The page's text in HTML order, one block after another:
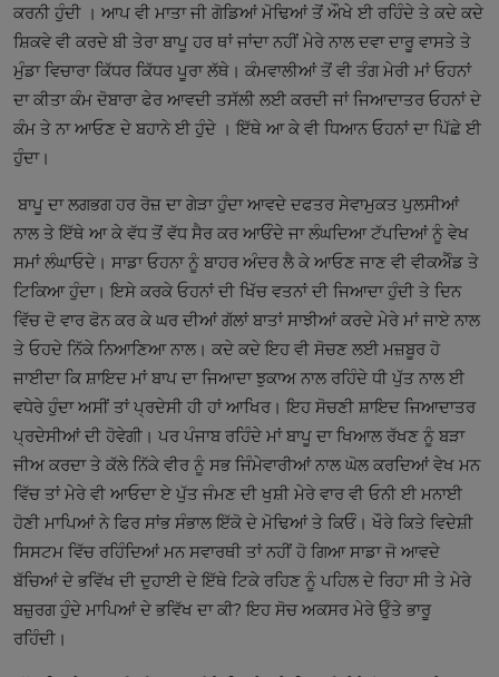
ਕਰਨੀ ਹੁੰਦੀ । ਆਪ ਵੀ ਮਾਤਾ ਜੀ ਗੋਡਿਆਂ ਮੋਢਿਆਂ ਤੋਂ ਔਖੇ ਈ ਰਹਿੰਦੇ ਤੇ ਕਦੇ ਕਦੇ
ਸ਼ਿਕਵੇ ਵੀ ਕਰਦੇ ਬੀ ਤੇਰਾ ਬਾਪੂ ਹਰ ਥਾਂ ਜਾਂਦਾ ਨਹੀਂ ਮੇਰੇ ਨਾਲ ਦਵਾ ਦਾਰੂ ਵਾਸਤੇ ਤੇ
ਮੁੰਡਾ ਵਿਚਾਰਾ ਕਿੱਧਰ ਕਿੱਧਰ ਪੂਰਾ ਲੱਥੇ। ਕੰਮਵਾਲੀਆਂ ਤੋਂ ਵੀ ਤੰਗ ਮੇਰੀ ਮਾਂ ਓਹਨਾਂ
ਦਾ ਕੀਤਾ ਕੰਮ ਦੋਬਾਰਾ ਫੇਰ ਆਵਦੀ ਤਸੱਲੀ ਲਈ ਕਰਦੀ ਜਾਂ ਜਿਆਦਾਤਰ ਓਹਨਾਂ ਦੇ
ਕੰਮ ਤੇ ਨਾ ਆਓਣ ਦੇ ਬਹਾਨੇ ਈ ਹੁੰਦੇ । ਇੱਥੇ ਆ ਕੇ ਵੀ ਧਿਆਨ ਓਹਨਾਂ ਦਾ ਪਿੱਛੇ ਈ
ਹੁੰਦਾ।
ਬਾਪੂ ਦਾ ਲਗਭਗ ਹਰ ਰੋਜ਼ ਦਾ ਗੇੜਾ ਹੁੰਦਾ ਆਵਦੇ ਦਫਤਰ ਸੇਵਾਮੁਕਤ ਪੁਲਸੀਆਂ
ਨਾਲ ਤੇ ਇੱਥੇ ਆ ਕੇ ਵੱਧ ਤੋਂ ਵੱਧ ਸੈਰ ਕਰ ਆਓੰਦੇ ਜਾ ਲੰਘਦਿਆ ਟੱਪਦਿਆਂ ਨੂੰ ਵੇਖ
ਸਮਾਂ ਲੰਘਾਓਦੇ। ਸਾਡਾ ਓਹਨਾ ਨੂੰ ਬਾਹਰ ਅੰਦਰ ਲੈ ਕੇ ਆਓਣ ਜਾਣ ਵੀ ਵੀਕਐੰਡ ਤੇ
ਟਿਕਿਆ ਹੁੰਦਾ। ਇਸੇ ਕਰਕੇ ਓਹਨਾਂ ਦੀ ਖਿੱਚ ਵਤਨਾਂ ਦੀ ਜਿਆਦਾ ਹੁੰਦੀ ਤੇ ਦਿਨ
ਵਿੱਚ ਦੋ ਵਾਰ ਫੋਨ ਕਰ ਕੇ ਘਰ ਦੀਆਂ ਗੱਲਾਂ ਬਾਤਾਂ ਸਾਝੀਆਂ ਕਰਦੇ ਮੇਰੇ ਮਾਂ ਜਾਏ ਨਾਲ
ਤੇ ਓਹਦੇ ਨਿੱਕੇ ਨਿਆਣਿਆ ਨਾਲ। ਕਦੇ ਕਦੇ ਇਹ ਵੀ ਸੋਚਣ ਲਈ ਮਜ਼ਬੂਰ ਹੋ
ਜਾਈਦਾ ਕਿ ਸ਼ਾਇਦ ਮਾਂ ਬਾਪ ਦਾ ਜਿਆਦਾ ਝੁਕਾਅ ਨਾਲ ਰਹਿੰਦੇ ਧੀ ਪੁੱਤ ਨਾਲ ਈ
ਵਧੇਰੇ ਹੁੰਦਾ ਅਸੀਂ ਤਾਂ ਪ੍ਰਦੇਸੀ ਹੀ ਹਾਂ ਆਖਿਰ। ਇਹ ਸੋਚਣੀ ਸ਼ਾਇਦ ਜਿਆਦਾਤਰ
ਪ੍ਰਦੇਸੀਆਂ ਦੀ ਹੋਵੇਗੀ। ਪਰ ਪੰਜਾਬ ਰਹਿੰਦੇ ਮਾਂ ਬਾਪੂ ਦਾ ਖਿਆਲ ਰੱਖਣ ਨੂੰ ਬੜਾ
ਜੀਅ ਕਰਦਾ ਤੇ ਕੱਲੇ ਨਿੱਕੇ ਵੀਰ ਨੂੰ ਸਭ ਜਿੰਮੇਵਾਰੀਆਂ ਨਾਲ ਘੋਲ ਕਰਦਿਆਂ ਵੇਖ ਮਨ
ਵਿੱਚ ਤਾਂ ਮੇਰੇ ਵੀ ਆਓਦਾ ਏ ਪੁੱਤ ਜੰਮਣ ਦੀ ਖੁਸ਼ੀ ਮੇਰੇ ਵਾਰ ਵੀ ਓਨੀ ਈ ਮਨਾਈ
ਹੋਣੀ ਮਾਪਿਆਂ ਨੇ ਫਿਰ ਸਾਂਭ ਸੰਭਾਲ ਇੱਕੋ ਦੇ ਮੋਢਿਆਂ ਤੇ ਕਿਓੰ। ਖੌਰੇ ਕਿਤੇ ਵਿਦੇਸ਼ੀ
ਸਿਸਟਮ ਵਿੱਚ ਰਹਿੰਦਿਆਂ ਮਨ ਸਵਾਰਥੀ ਤਾਂ ਨਹੀਂ ਹੋ ਗਿਆ ਸਾਡਾ ਜੋ ਆਵਦੇ
ਬੱਚਿਆਂ ਦੇ ਭਵਿੱਖ ਦੀ ਦੁਹਾਈ ਦੇ ਇੱਥੇ ਟਿਕੇ ਰਹਿਣ ਨੂੰ ਪਹਿਲ ਦੇ ਰਿਹਾ ਸੀ ਤੇ ਮੇਰੇ
ਬਜ਼ੁਰਗ ਹੁੰਦੇ ਮਾਪਿਆਂ ਦੇ ਭਵਿੱਖ ਦਾ ਕੀ? ਇਹ ਸੋਚ ਅਕਸਰ ਮੇਰੇ ਓੁੱਤੇ ਭਾਰੂ
ਰਹਿੰਦੀ।